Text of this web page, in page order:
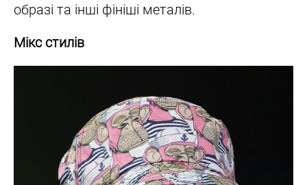
образі та інші фініші металів.
Мікс стилів